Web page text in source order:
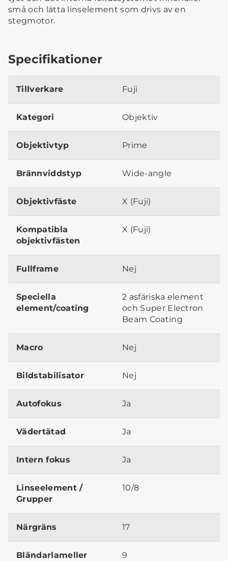
små och lätta linselement som drivs av en
stegmotor.
Specifikationer
Tillverkare Fuji
Kategori Objektiv
Objektivtyp Prime
Brännviddstyp Wide-angle
Objektivfäste X (Fuji)
Kompatibla
objektivfästen
X (Fuji)
Fullframe Nej
Speciella
element/coating
2 asfäriska element
och Super Electron
Beam Coating
Macro Nej
Bildstabilisator Nej
Autofokus Ja
Vädertätad Ja
Intern fokus Ja
Linseelement /
Grupper
10/8
Närgräns 17
Bländarlameller 9